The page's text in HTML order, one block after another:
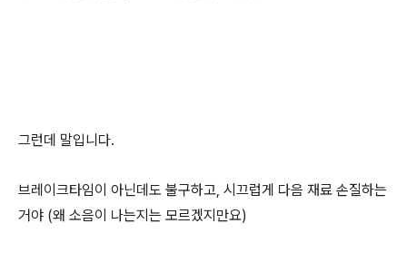
그런데 말입니다.
브레이크타임이 아닌데도 불구하고, 시끄럽게 다음 재료 손질하는
거야 (왜 소음이 나는지는 모르겠지만요)